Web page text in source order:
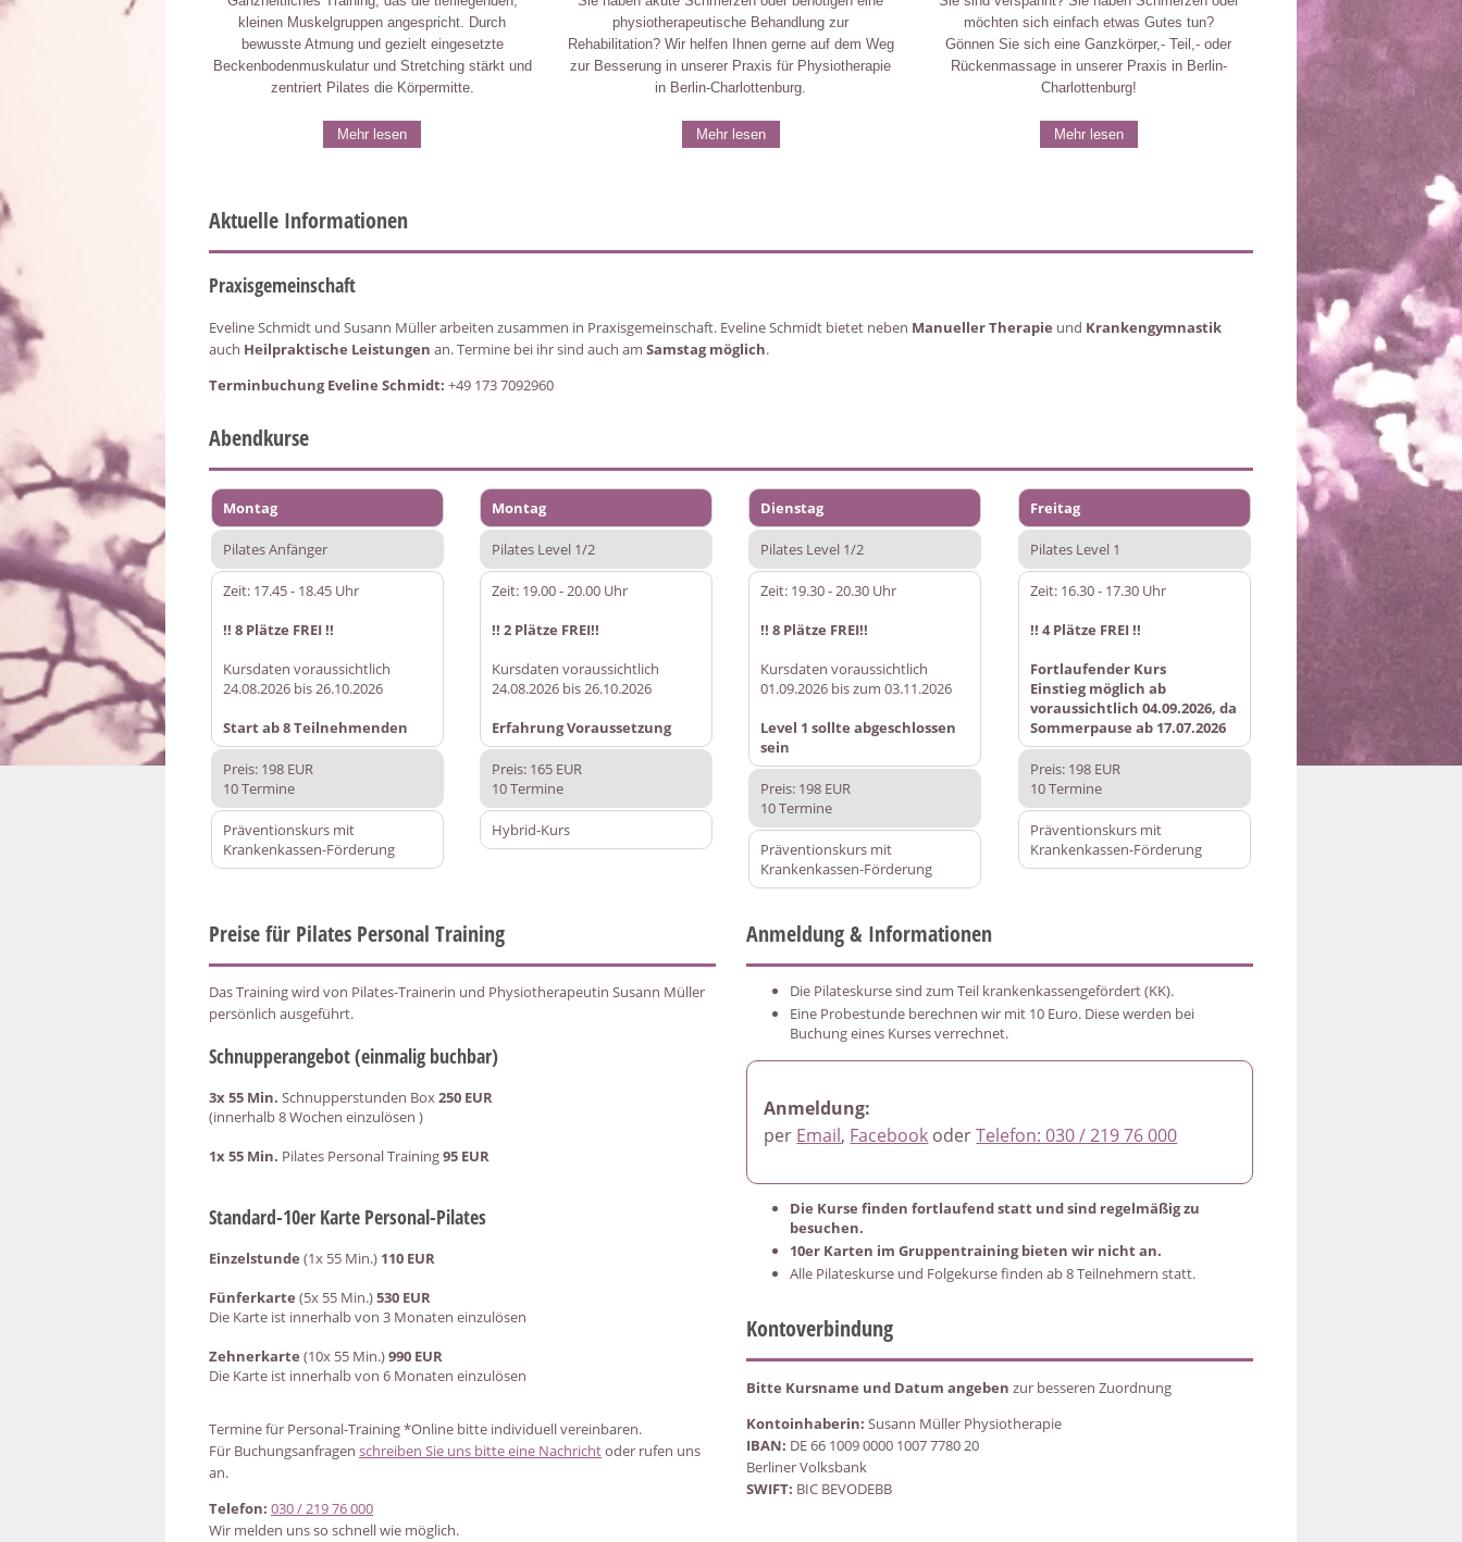
kleinen Muskelgruppen angespricht. Durch
bewusste Atmung und gezielt eingesetzte
Beckenbodenmuskulatur und Stretching stärkt und
zentriert Pilates die Körpermitte.
Mehr lesen
physiotherapeutische Behandlung zur
Rehabilitation? Wir helfen Ihnen gerne auf dem Weg
zur Besserung in unserer Praxis für Physiotherapie
in Berlin-Charlottenburg.
Mehr lesen
möchten sich einfach etwas Gutes tun?
Gönnen Sie sich eine Ganzkörper,- Teil,- oder
Rückenmassage in unserer Praxis in Berlin-
Charlottenburg!
Mehr lesen
Aktuelle Informationen
Praxisgemeinschaft
Eveline Schmidt und Susann Müller arbeiten zusammen in Praxisgemeinschaft. Eveline Schmidt bietet neben Manueller Therapie und Krankengymnastik
auch Heilpraktische Leistungen an. Termine bei ihr sind auch am Samstag möglich.
Terminbuchung Eveline Schmidt: +49 173 7092960
Abendkurse
Montag
Pilates Anfänger
Zeit: 17.45 - 18.45 Uhr
!! 8 Plätze FREI !!
Kursdaten voraussichtlich
24.08.2026 bis 26.10.2026
Start ab 8 Teilnehmenden
Preis: 198 EUR
10 Termine
Präventionskurs mit
Krankenkassen-Förderung
Montag
Pilates Level 1/2
Zeit: 19.00 - 20.00 Uhr
!! 2 Plätze FREI!!
Kursdaten voraussichtlich
24.08.2026 bis 26.10.2026
Erfahrung Voraussetzung
Preis: 165 EUR
10 Termine
Hybrid-Kurs
Dienstag
Pilates Level 1/2
Zeit: 19.30 - 20.30 Uhr
!! 8 Plätze FREI!!
Kursdaten voraussichtlich
01.09.2026 bis zum 03.11.2026
Level 1 sollte abgeschlossen
sein
Preis: 198 EUR
10 Termine
Präventionskurs mit
Krankenkassen-Förderung
Freitag
Pilates Level 1
Zeit: 16.30 - 17.30 Uhr
!! 4 Plätze FREI !!
Fortlaufender Kurs
Einstieg möglich ab
voraussichtlich 04.09.2026, da
Sommerpause ab 17.07.2026
Preis: 198 EUR
10 Termine
Präventionskurs mit
Krankenkassen-Förderung
Preise für Pilates Personal Training
Das Training wird von Pilates-Trainerin und Physiotherapeutin Susann Müller
persönlich ausgeführt.
Schnupperangebot (einmalig buchbar)
3x 55 Min. Schnupperstunden Box250 EUR
(innerhalb 8 Wochen einzulösen )
1x 55 Min. Pilates Personal Training95 EUR
Standard-10er Karte Personal-Pilates
Einzelstunde (1x 55 Min.) 110 EUR
Fünferkarte (5x 55 Min.)530 EUR
Die Karte ist innerhalb von 3 Monaten einzulösen
Zehnerkarte (10x 55 Min.)990 EUR
Die Karte ist innerhalb von 6 Monaten einzulösen
Termine für Personal-Training *Online bitte individuell vereinbaren.
Für Buchungsanfragen schreiben Sie uns bitte eine Nachrichtoder rufen uns
an.
Telefon: 030 / 219 76 000
Wir melden uns so schnell wie möglich.
Anmeldung & Informationen
Die Pilateskurse sind zum Teil krankenkassengefördert (KK).
Eine Probestunde berechnen wir mit 10 Euro. Diese werden bei
Buchung eines Kurses verrechnet.
Anmeldung:
per Email, Facebook oderTelefon: 030 / 219 76 000
Die Kurse finden fortlaufend statt und sind regelmäßig zu
besuchen.
10er Karten im Gruppentraining bieten wir nicht an.
Alle Pilateskurse und Folgekurse finden ab 8 Teilnehmern statt.
Kontoverbindung
Bitte Kursname und Datum angeben zur besseren Zuordnung
Kontoinhaberin: Susann Müller Physiotherapie
IBAN: DE 66 1009 0000 1007 7780 20
Berliner Volksbank
SWIFT: BIC BEVODEBB